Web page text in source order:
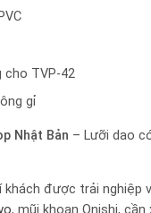
cho TVP-42
gỉ
Nhật Bản – Lưỡi dao
khách được trải nghiệp